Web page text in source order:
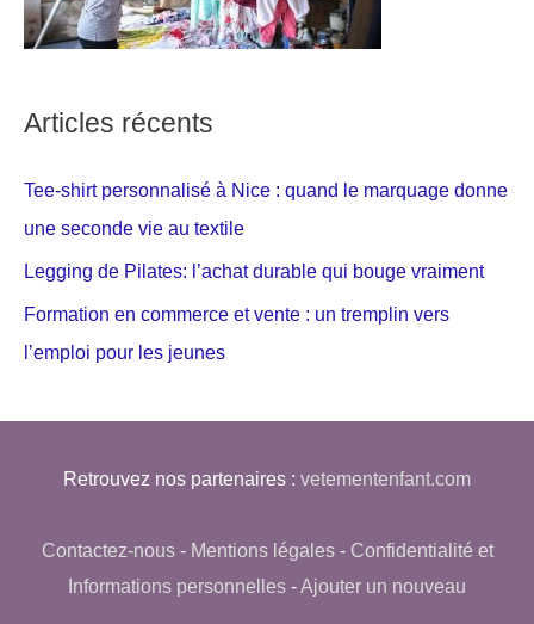
Articles récents
Tee-shirt personnalisé à Nice : quand le marquage donne
une seconde vie au textile
Legging de Pilates: l’achat durable qui bouge vraiment
Formation en commerce et vente : un tremplin vers
l’emploi pour les jeunes
Retrouvez nos partenaires : vetementenfant.com
Contactez-nous- Mentions légales- Confidentialité et
Informations personnelles -Ajouter un nouveau